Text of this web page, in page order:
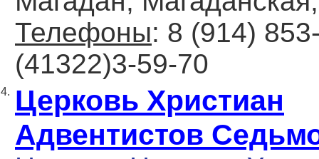
Телефоны: 8 (914)
(41322)3-59-70
4. Церковь Христиан
Адвентистов